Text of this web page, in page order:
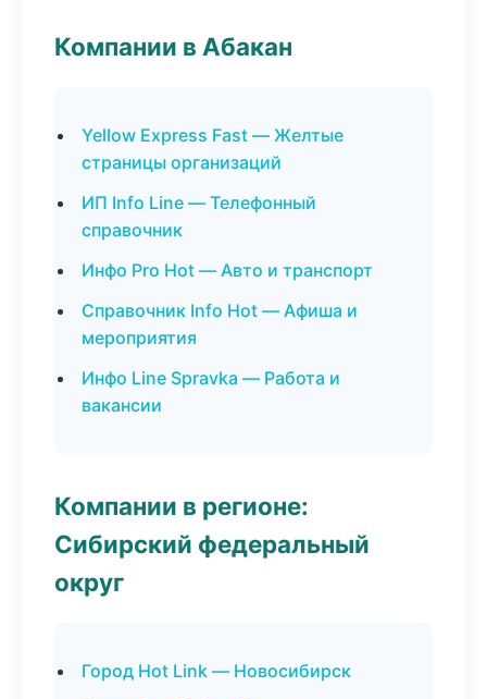
Компании в Абакан
Yellow Express Fast — Желтые
страницы организаций
ИП Info Line — Телефонный
справочник
Инфо Pro Hot — Авто и транспорт
Справочник Info Hot — Афиша и
мероприятия
Инфо Line Spravka — Работа и
вакансии
Компании в регионе:
Сибирский федеральный
округ
Город Hot Link — Новосибирск